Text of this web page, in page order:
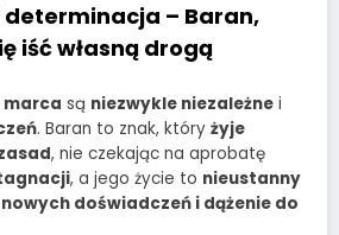
determinacja – Baran,
iść własną drogą
marca są niezwykle niezależne i
. Baran to znak, który żyje
, nie czekając na aprobatę
, a jego życie to nieustanny
doświadczeń i dążenie do